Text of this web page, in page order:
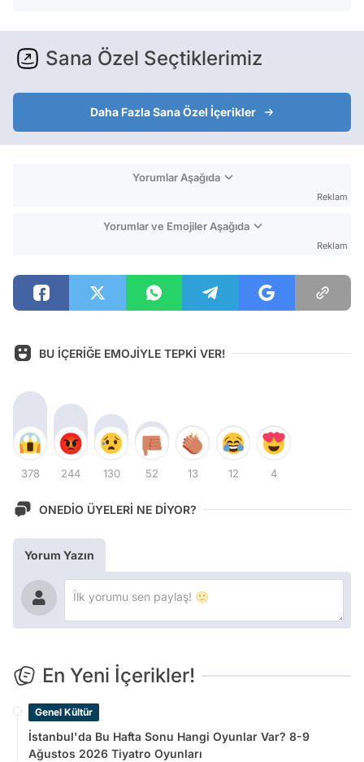
Sana Özel Seçtiklerimiz
Daha Fazla Sana Özel İçerikler
Yorumlar Aşağıda
Reklam
Yorumlar ve Emojiler Aşağıda
Reklam
BU İÇERİĞE EMOJİYLE TEPKİ VER!
378 244 130 52 13 12 4
ONEDİO ÜYELERİ NE DİYOR?
Yorum Yazın
En Yeni İçerikler!
Genel Kültür
İstanbul'da Bu Hafta Sonu Hangi Oyunlar Var? 8-9
Ağustos 2026 Tiyatro Oyunları